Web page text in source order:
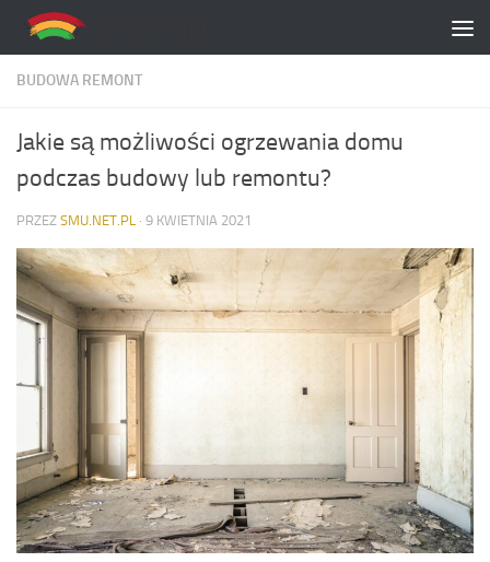
Skip to content
BUDOWA REMONT
Jakie są możliwości ogrzewania domu
podczas budowy lub remontu?
PRZEZ SMU.NET.PL · 9 KWIETNIA 2021